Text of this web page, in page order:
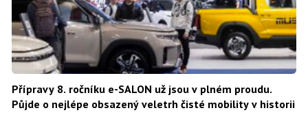
Přípravy 8. ročníku e-SALON už jsou v plném proudu.
Půjde o nejlépe obsazený veletrh čisté mobility v historii